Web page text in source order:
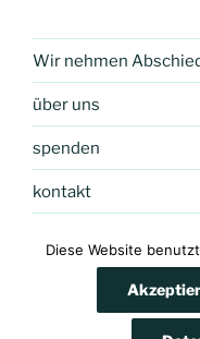
Wir nehmen
über uns
spenden
kontakt
impressum &
Diese Website